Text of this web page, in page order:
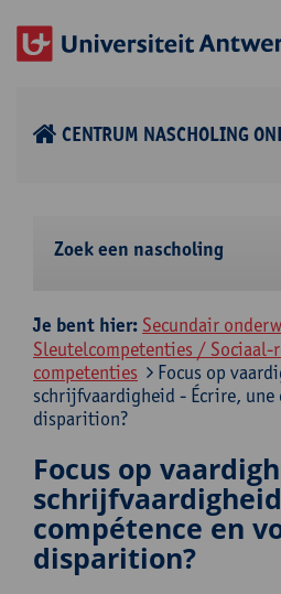
CENTRUM NASCHOLING
Zoek een nascholing
Je bent hier: Secundair
Sleutelcompetenties / Sociaal-
competenties
Focus op
schrijfvaardigheid - Écrire, une
disparition?
Focus op
compétence en
disparition?